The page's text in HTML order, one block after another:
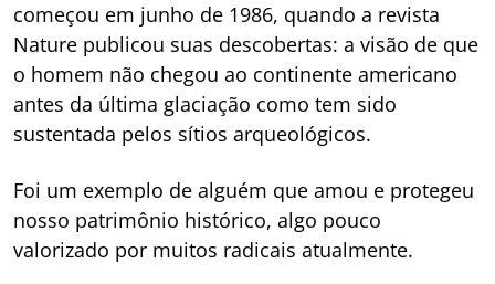
começou em junho de 1986, quando a revista
Nature publicou suas descobertas: a visão de que
o homem não chegou ao continente americano
antes da última glaciação como tem sido
sustentada pelos sítios arqueológicos.
Foi um exemplo de alguém que amou e protegeu
nosso patrimônio histórico, algo pouco
valorizado por muitos radicais atualmente.